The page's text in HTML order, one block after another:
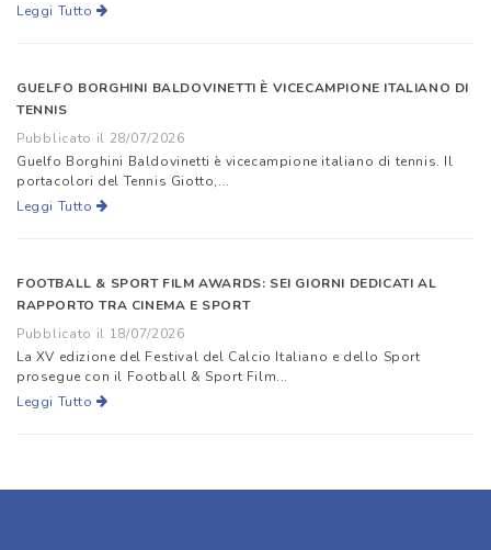
Leggi Tutto
GUELFO BORGHINI BALDOVINETTI È VICECAMPIONE ITALIANO DI
TENNIS
Pubblicato il 28/07/2026
Guelfo Borghini Baldovinetti è vicecampione italiano di tennis. Il
portacolori del Tennis Giotto,...
Leggi Tutto
FOOTBALL & SPORT FILM AWARDS: SEI GIORNI DEDICATI AL
RAPPORTO TRA CINEMA E SPORT
Pubblicato il 18/07/2026
La XV edizione del Festival del Calcio Italiano e dello Sport
prosegue con il Football & Sport Film...
Leggi Tutto